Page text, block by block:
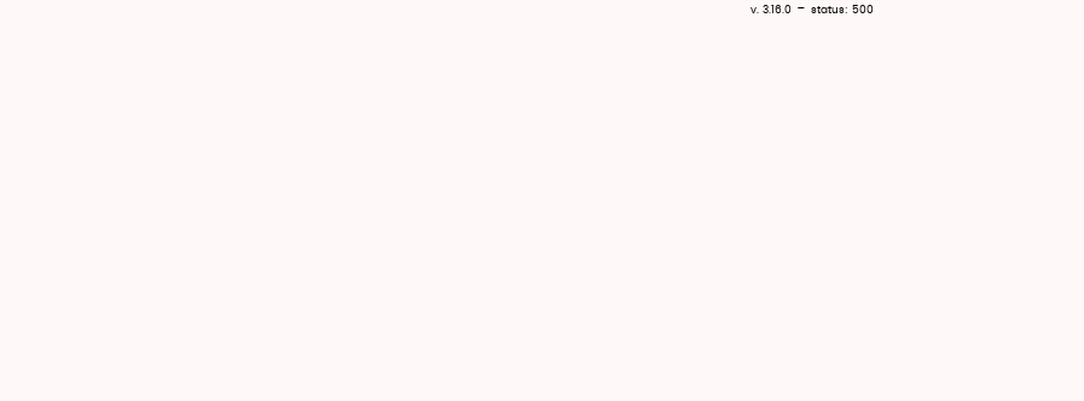
v. 3.16.0 - status: 500